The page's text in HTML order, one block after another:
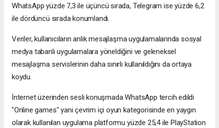
WhatsApp yüzde 7,3 ile üçüncü sırada, Telegram ise yüzde 6,2
ile dördüncü sırada konumlandı.
Veriler, kullanıcıların anlık mesajlaşma uygulamalarında sosyal
medya tabanlı uygulamalara yöneldiğini ve geleneksel
mesajlaşma servislerinin daha sınırlı kullanıldığını da ortaya
koydu.
İnternet üzerinden sesli konuşmada WhatsApp tercih edildi
"Online games" yani çevrim içi oyun kategorisinde en yaygın
olarak kullanılan uygulama platformu yüzde 25,4 ile PlayStation